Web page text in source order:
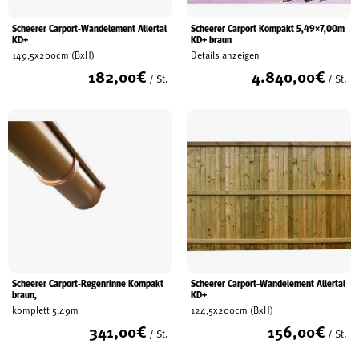
Scheerer Carport-Wandelement Allertal
KD+
149,5x200cm (BxH)
182,00€ / St.
Scheerer Carport Kompakt 5,49×7,00m
KD+ braun
Details anzeigen
4.840,00€ / St.
Scheerer Carport-Regenrinne Kompakt
braun,
komplett 5,49m
341,00€ / St.
Scheerer Carport-Wandelement Allertal
KD+
124,5x200cm (BxH)
156,00€ / St.